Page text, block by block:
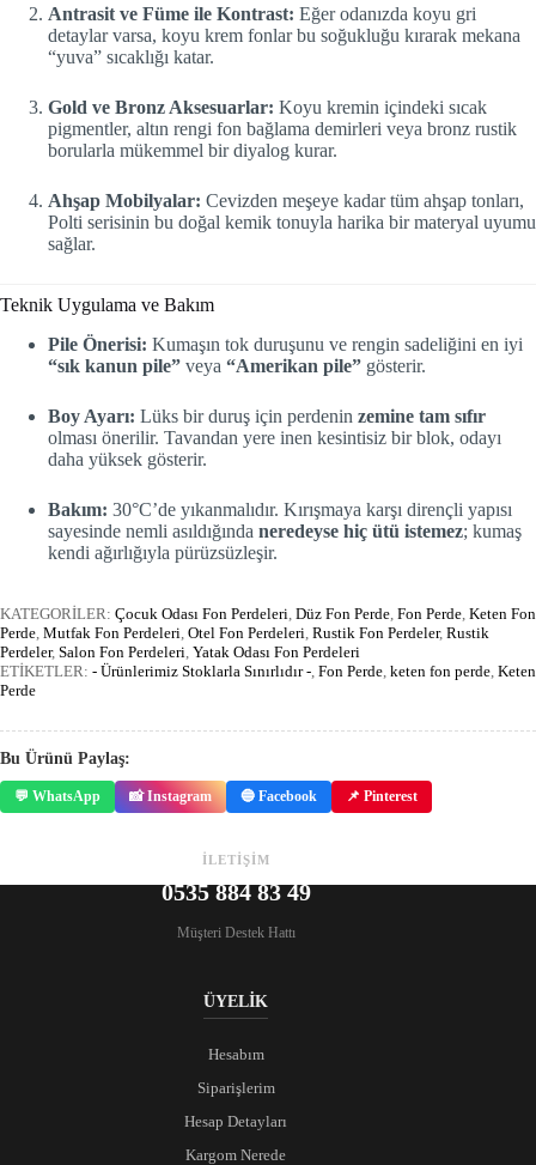
Antrasit ve Füme ile Kontrast: Eğer odanızda koyu gri
detaylar varsa, koyu krem fonlar bu soğukluğu kırarak mekana
“yuva” sıcaklığı katar.
Gold ve Bronz Aksesuarlar: Koyu kremin içindeki sıcak
pigmentler, altın rengi fon bağlama demirleri veya bronz rustik
borularla mükemmel bir diyalog kurar.
Ahşap Mobilyalar: Cevizden meşeye kadar tüm ahşap tonları,
Polti serisinin bu doğal kemik tonuyla harika bir materyal uyumu
sağlar.
Teknik Uygulama ve Bakım
Pile Önerisi: Kumaşın tok duruşunu ve rengin sadeliğini en iyi
“sık kanun pile” veya “Amerikan pile” gösterir.
Boy Ayarı: Lüks bir duruş için perdenin zemine tam sıfır
olması önerilir. Tavandan yere inen kesintisiz bir blok, odayı
daha yüksek gösterir.
Bakım: 30°C’de yıkanmalıdır. Kırışmaya karşı dirençli yapısı
sayesinde nemli asıldığında neredeyse hiç ütü istemez; kumaş
kendi ağırlığıyla pürüzsüzleşir.
KATEGORİLER: Çocuk Odası Fon Perdeleri Düz Fon Perde Fon Perde Keten Fon
Perde Mutfak Fon Perdeleri Otel Fon Perdeleri Rustik Fon Perdeler, Rustik
Perdeler, Salon Fon Perdeleri Yatak Odası Fon Perdeleri
ETİKETLER: - Ürünlerimiz Stoklarla Sınırlıdır - Fon Perde keten fon perde Keten
Perde
Bu Ürünü Paylaş:
💬 WhatsApp 📸 Instagram 🔵 Facebook 📌 Pinterest
İLETİŞİM
0535 884 83 49
Müşteri Destek Hattı
ÜYELİK
Hesabım
Siparişlerim
Hesap Detayları
Kargom Nerede